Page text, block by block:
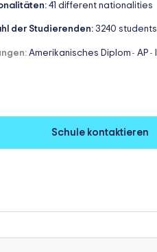
41 different nationalities
der Studierenden: 3240 students
Amerikanisches Diplom - AP -
Schule kontaktieren